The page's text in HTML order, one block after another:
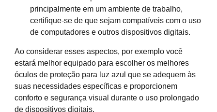
principalmente em um ambiente de trabalho,
certifique-se de que sejam compatíveis com o uso
de computadores e outros dispositivos digitais.
Ao considerar esses aspectos, por exemplo você
estará melhor equipado para escolher os melhores
óculos de proteção para luz azul que se adequem às
suas necessidades específicas e proporcionem
conforto e segurança visual durante o uso prolongado
de dispositivos digitais.